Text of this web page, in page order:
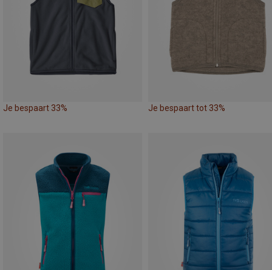
Je bespaart 33% Je bespaart tot 33%